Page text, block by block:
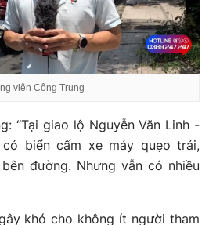
viên Công Trung
“Tại giao lộ Nguyễn Văn Linh -
có biển cấm xe máy quẹo trái,
đường. Nhưng vẫn có nhiều
khó cho không ít người tham